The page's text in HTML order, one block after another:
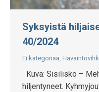
Syksyistä
40/2024
Ei kategoriaa,
Kuva: Sisilisko –
hiljentyneet.